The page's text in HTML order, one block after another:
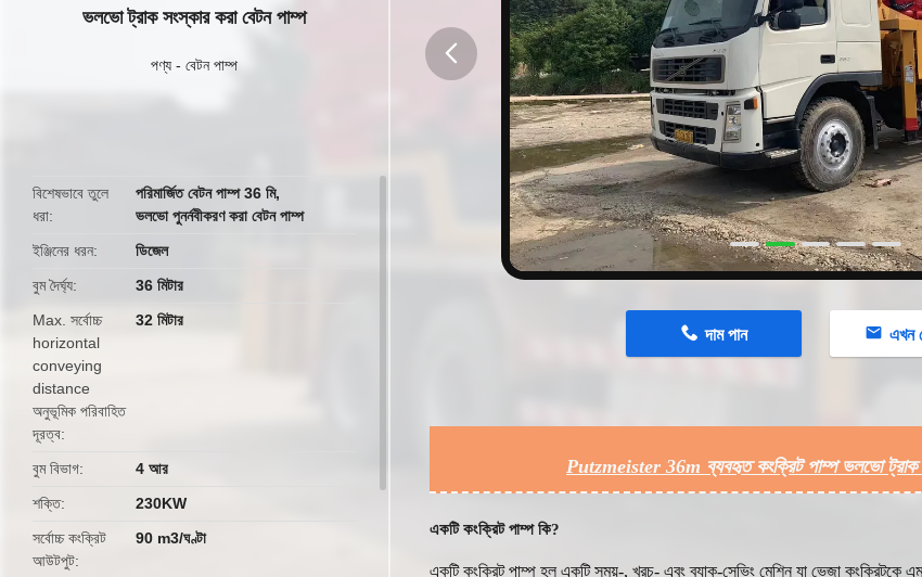
ভলভো ট্রাক সংস্কার করা বেটন পাম্প
পণ্য - বেটন পাম্প
বিশেষভাবে তুলে
ধরা
পরিমার্জিত বেটন পাম্প 36 মি,
ভলভো পুনর্নবীকরণ করা বেটন পাম্প
ইঞ্জিনের ধরন
ডিজেল
বুম দৈর্ঘ্য
36 মিটার
Max. সর্বোচ্চ
horizontal
conveying
distance
অনুভূমিক পরিবাহিত
দূরত্ব
32 মিটার
বুম বিভাগ
4 আর
শক্তি
230KW
সর্বোচ্চ কংক্রিট
আউটপুট
90 m3/ঘণ্টা
দাম পান এখন
Putzmeister 36m ব্যবহৃত কংক্রিট পাম্প ভলভো ট্রাক
একটি কংক্রিট পাম্প কি?
একটি কংক্রিট পাম্প হল একটি সময়-, খরচ- এবং ব্যাক-সেভিং মেশিন যা ভেজা কংক্রিটকে এমন